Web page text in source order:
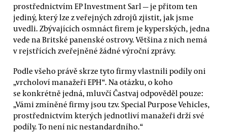
prostřednictvím EP Investment Sarl — je přitom ten
jediný, který lze z veřejných zdrojů zjistit, jak jsme
uvedli. Zbývajících osmnáct firem je kyperských, jedna
vede na Britské panenské ostrovy. Většina z nich nemá
v rejstřících zveřejněné žádné výroční zprávy.
Podle všeho právě skrze tyto firmy vlastnili podíly oni
„vrcholoví manažeři EPH“. Na otázku, o koho
se konkrétně jedná, mluvčí Častvaj odpověděl pouze:
„Vámi zmíněné firmy jsou tzv. Special Purpose Vehicles,
prostřednictvím kterých jednotliví manažeři drží své
podíly. To není nic nestandardního.“